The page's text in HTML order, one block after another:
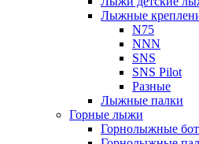
Лыжные
N75
NNN
SNS
SNS Pilot
Разные
Лыжные палки
Горные лыжи
Горнoлыжные